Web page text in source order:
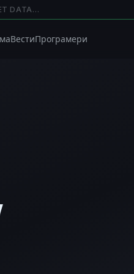
DATA…
ВестиПрограмери